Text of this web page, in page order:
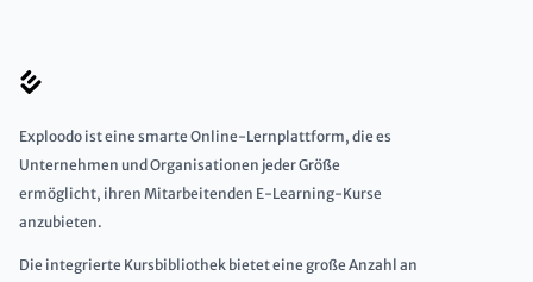
Exploodo ist eine smarte Online-Lernplattform, die es
Unternehmen und Organisationen jeder Größe
ermöglicht, ihren Mitarbeitenden E-Learning-Kurse
anzubieten.
Die integrierte Kursbibliothek bietet eine große Anzahl an